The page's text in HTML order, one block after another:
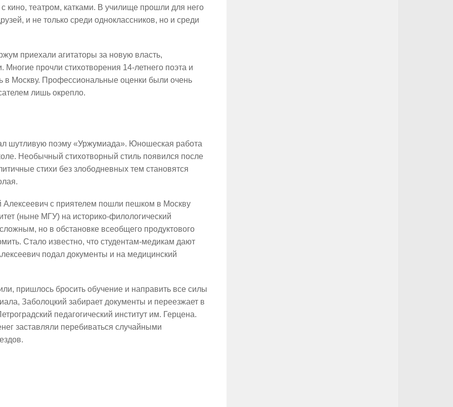
кино, театром, катками. В училище прошли для него
и не только среди одноклассников, но и среди
приехали агитаторы за новую власть,
Многие прочли стихотворения 14-летнего поэта и
в Москву. Профессиональные оценки были очень
лишь окрепло.
шутливую поэму «Уржумиада». Юношеская работа
Необычный стихотворный стиль появился после
стихи без злободневных тем становятся
Алексеевич с приятелем пошли пешком в Москву
(ныне МГУ) на историко-филологический
но в обстановке всеобщего продуктового
Стало известно, что студентам-медикам дают
подал документы и на медицинский
пришлось бросить обучение и направить все силы
Заболоцкий забирает документы и переезжает в
педагогический институт им. Герцена.
заставляли перебиваться случайными